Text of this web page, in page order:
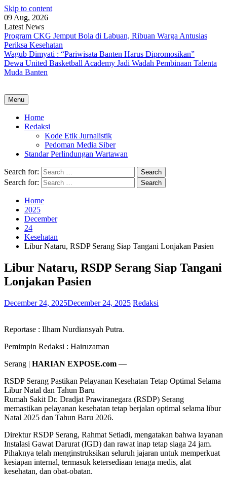
Skip to content
09 Aug, 2026
Latest News
Program CKG Jemput Bola di Labuan, Ribuan Warga Antusias
Periksa Kesehatan
Wagub Dimyati : “Pariwisata Banten Harus Dipromosikan”
Dewa United Basketball Academy Jadi Wadah Pembinaan Talenta
Muda Banten
Menu
Home
Redaksi
Kode Etik Jurnalistik
Pedoman Media Siber
Standar Perlindungan Wartawan
Search for:
Search for:
Home
2025
December
24
Kesehatan
Libur Nataru, RSDP Serang Siap Tangani Lonjakan Pasien
Libur Nataru, RSDP Serang Siap Tangani
Lonjakan Pasien
December 24, 2025December 24, 2025 Redaksi
Reportase : Ilham Nurdiansyah Putra.
Pemimpin Redaksi : Hairuzaman
Serang | HARIAN EXPOSE.com —
RSDP Serang Pastikan Pelayanan Kesehatan Tetap Optimal Selama
Libur Natal dan Tahun Baru
Rumah Sakit Dr. Dradjat Prawiranegara (RSDP) Serang
memastikan pelayanan kesehatan tetap berjalan optimal selama libur
Natal 2025 dan Tahun Baru 2026.
Direktur RSDP Serang, Rahmat Setiadi, mengatakan bahwa layanan
Instalasi Gawat Darurat (IGD) dan rawat inap tetap siaga 24 jam.
Pihaknya telah menginstruksikan seluruh jajaran untuk memperkuat
kesiapan internal, termasuk ketersediaan tenaga medis, alat
kesehatan, dan obat-obatan.